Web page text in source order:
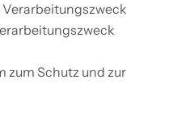
zum Schutz und zur